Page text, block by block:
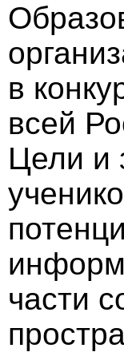
в
всей
Цели и
части